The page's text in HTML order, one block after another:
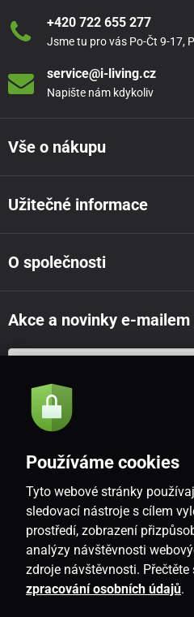
+420 722 655 277
Jsme tu pro vás Po-Čt 9-17,
service@i-living.cz
Napište nám kdykoliv
Vše o nákupu
Užitečné informace
O společnosti
Akce a novinky e-mailem
Souhlasím se
CZ
Používáme cookies
Tyto webové stránky
sledovací nástroje s cílem
prostředí, zobrazení
analýzy návštěvnosti
zdroje návštěvnosti. Přečtěte
zpracování osobních údajů.